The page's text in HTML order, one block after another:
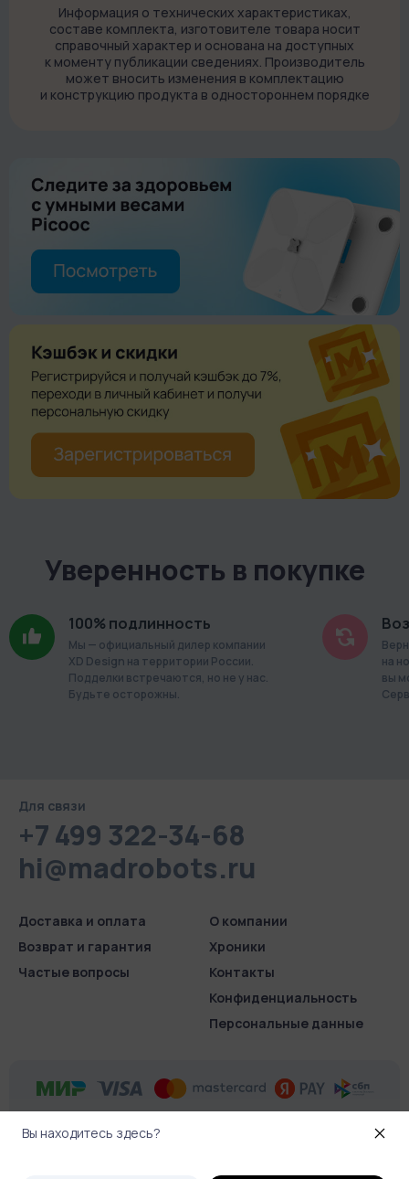
Вы находитесь здесь?
градиентная смена цвета;
пульсация;
постоянное свечение.
Функция беспроводной зарядки работает со всеми
Информация о технических характеристиках,
составе комплекта, изготовителе товара носит
справочный характер и основана на доступных
к моменту публикации сведениях. Производитель
может вносить изменения в комплектацию
и конструкцию продукта в одностороннем порядке
Уверенность в покупке
100% подлинность
Мы — официальный дилер компании
XD Design на территории России.
Подделки встречаются, но не у нас.
Будьте осторожны.
на
вы
Для связи
+7 499 322-34-68
hi@madrobots.ru
Доставка и оплата
Возврат и гарантия
Частые вопросы
О компании
Хроники
Контакты
Конфиденциаль­ность
Персональные данные